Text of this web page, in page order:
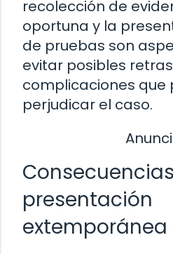
recolección de
oportuna y la
de pruebas son
evitar posibles
complicaciones que
perjudicar el caso.
presentación